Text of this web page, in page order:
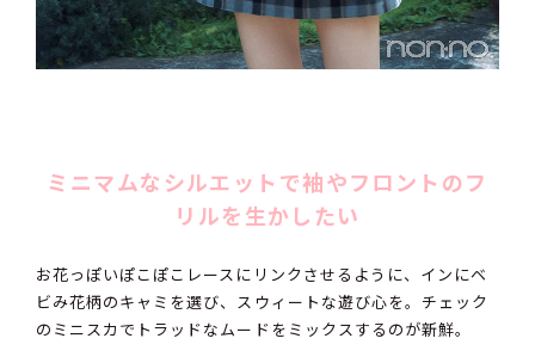
ミニマムなシルエットで袖やフロントのフ
リルを生かしたい
お花っぽいぽこぽこレースにリンクさせるように、インにベ
ビみ花柄のキャミを選び、スウィートな遊び心を。チェック
のミニスカでトラッドなムードをミックスするのが新鮮。